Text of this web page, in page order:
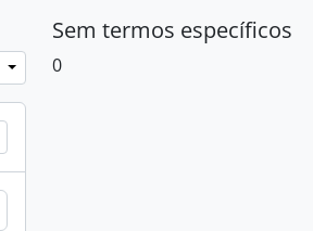
Sem termos específicos
0